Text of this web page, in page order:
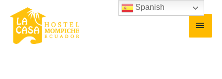
Ir al contenido Spanish